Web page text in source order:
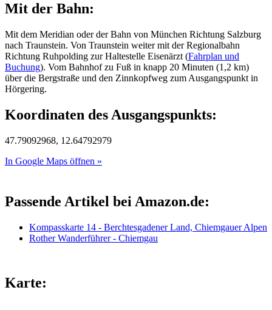
Mit der Bahn:
Mit dem Meridian oder der Bahn von München Richtung Salzburg
nach Traunstein. Von Traunstein weiter mit der Regionalbahn
Richtung Ruhpolding zur Haltestelle Eisenärzt (Fahrplan und
Buchung). Vom Bahnhof zu Fuß in knapp 20 Minuten (1,2 km)
über die Bergstraße und den Zinnkopfweg zum Ausgangspunkt in
Hörgering.
Koordinaten des Ausgangspunkts:
47.79092968, 12.64792979
In Google Maps öffnen »
Passende Artikel bei Amazon.de:
Kompasskarte 14 - Berchtesgadener Land, Chiemgauer Alpen
Rother Wanderführer - Chiemgau
Karte: